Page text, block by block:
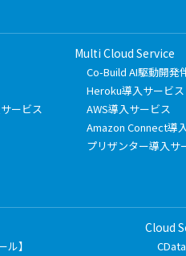
ービス
Multi Cloud Service
Co-Build AI駆動開発
Heroku導入サービス
AWS導入サービス
Amazon Connect導
プリザンター導入サ
】
Cloud